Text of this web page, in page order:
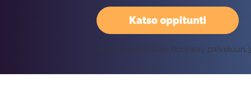
Katso oppitunti
Vaatii kirjautumisen Rockway palveluun.